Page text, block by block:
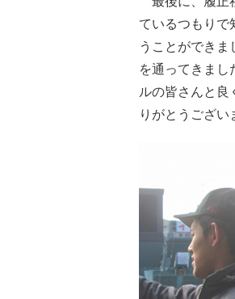
ているつもりで
うことができ
を通ってきまし
ルの皆さんと良
りがとうござい